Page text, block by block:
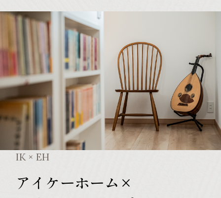
IK × EH
アイケーホーム×